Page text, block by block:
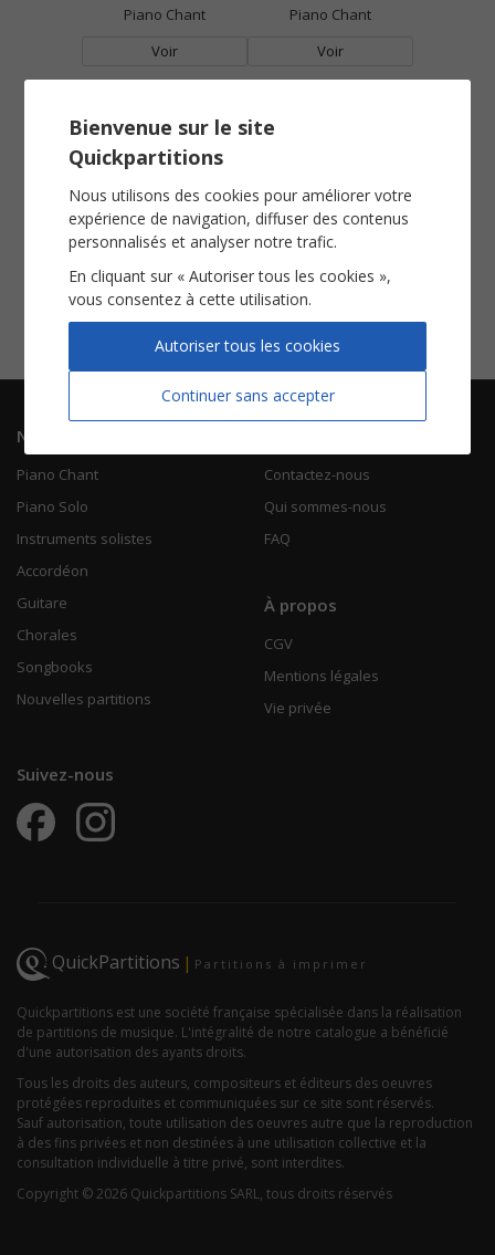
Piano Chant
Voir
Piano Chant
Voir
Margot
Piano Chant
Navigation
Piano Chant
Piano Solo
Instruments solistes
Accordéon
Guitare
Chorales
Songbooks
Nouvelles partitions
Contactez-nous
Qui sommes-nous
FAQ
À propos
CGV
Mentions légales
Vie privée
Suivez-nous
QuickPartitions | Partitions à imprimer
Quickpartitions est une société française spécialisée dans la réalisation
de partitions de musique. L'intégralité de notre catalogue a bénéficié
d'une autorisation des ayants droits.
Tous les droits des auteurs, compositeurs et éditeurs des oeuvres
protégées reproduites et communiquées sur ce site sont réservés.
Sauf autorisation, toute utilisation des oeuvres autre que la reproduction
à des fins privées et non destinées à une utilisation collective et la
consultation individuelle à titre privé, sont interdites.
Copyright © 2026 Quickpartitions SARL, tous droits réservés
Bienvenue sur le site
Quickpartitions
Nous utilisons des cookies pour améliorer votre
expérience de navigation, diffuser des contenus
personnalisés et analyser notre trafic.
En cliquant sur « Autoriser tous les cookies »,
vous consentez à cette utilisation.
Continuer sans accepter
Autoriser tous les cookies